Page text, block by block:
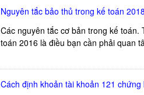
Nguyên tắc bảo thủ trong kế toán
Các nguyên tắc cơ bản trong kế
toán 2016 là điều bạn cần phải quan
Cách định khoản tài khoản 121